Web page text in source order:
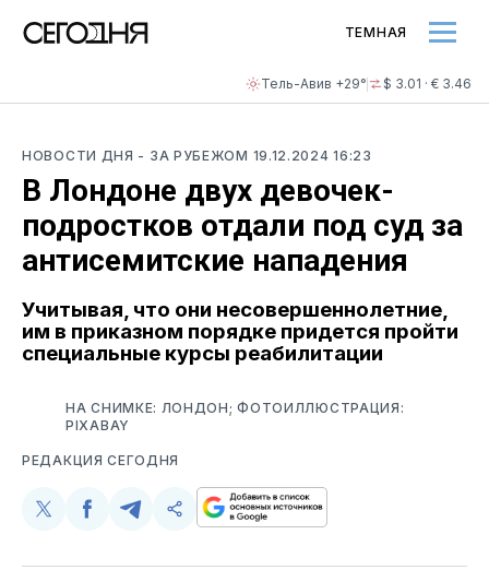
Тель-Авив +29° $ 3.01 · € 3.46
ТЕМНАЯ
НОВОСТИ ДНЯ - ЗА РУБЕЖОМ 19.12.2024 16:23
В Лондоне двух девочек-
подростков отдали под суд за
антисемитские нападения
Учитывая, что они несовершеннолетние,
им в приказном порядке придется пройти
специальные курсы реабилитации
НА СНИМКЕ: ЛОНДОН; ФОТОИЛЛЮСТРАЦИЯ:
PIXABAY
РЕДАКЦИЯ СЕГОДНЯ
Поделиться
Twitter
Поделиться
Facebook
Поделиться
Telegram
Скопируйте
поделитесь